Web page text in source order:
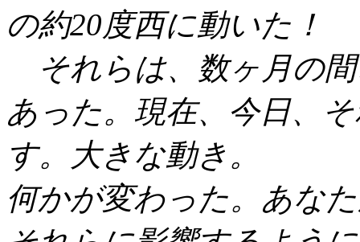
の約20度西に動いた！
それらは、数ヶ月の
あった。現在、今日、
す。大きな動き。
何かが変わった。あな